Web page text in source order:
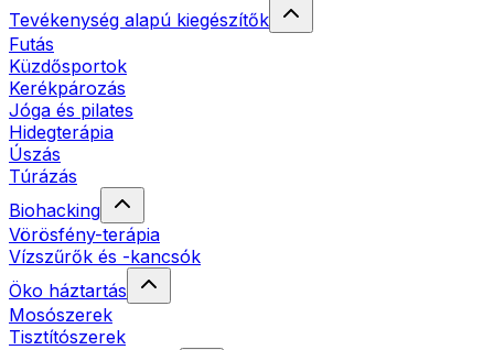
Tevékenység alapú kiegészítők
Futás
Küzdősportok
Kerékpározás
Jóga és pilates
Hidegterápia
Úszás
Túrázás
Biohacking
Vörösfény-terápia
Vízszűrők és -kancsók
Öko háztartás
Mosószerek
Tisztítószerek